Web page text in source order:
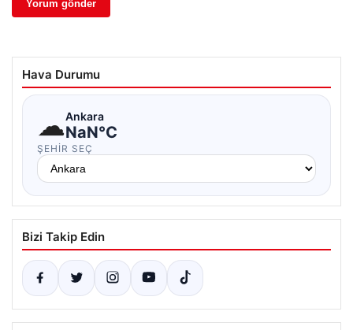
Hava Durumu
☁Ankara
NaN°C
ŞEHIR SEÇ
Bizi Takip Edin